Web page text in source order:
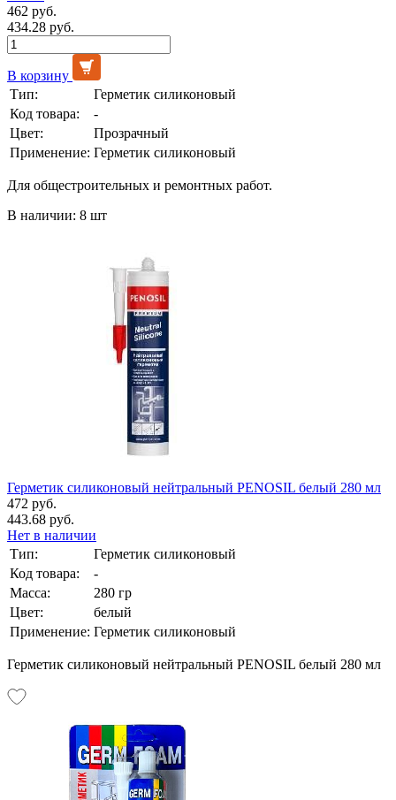
462 руб.
434.28 руб.
В корзину
Тип:
Герметик силиконовый
Код товара:
-
Цвет:
Прозрачный
Применение: Герметик силиконовый
Для общестроительных и ремонтных работ.
В наличии: 8 шт
Герметик силиконовый нейтральный PENOSIL белый 280 мл
472 руб.
443.68 руб.
Нет в наличии
Тип:
Герметик силиконовый
Код товара:
-
Масса:
280 гр
Цвет:
белый
Применение: Герметик силиконовый
Герметик силиконовый нейтральный PENOSIL белый 280 мл